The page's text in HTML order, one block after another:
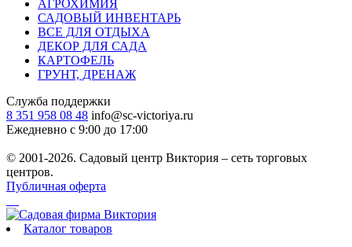
АГРОХИМИЯ
САДОВЫЙ ИНВЕНТАРЬ
ВСЕ ДЛЯ ОТДЫХА
ДЕКОР ДЛЯ САДА
КАРТОФЕЛЬ
ГРУНТ, ДРЕНАЖ
Служба поддержки
8 351 958 08 48 info@sc-victoriya.ru
Ежедневно с 9:00 до 17:00
© 2001-2026. Садовый центр Виктория – сеть торговых
центров.
Публичная оферта
Каталог товаров